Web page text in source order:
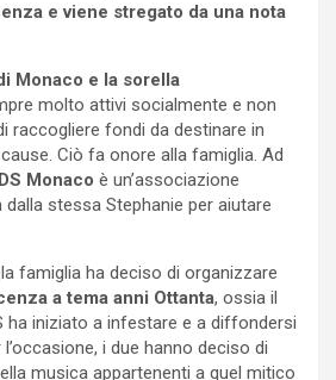
e viene stregato da una nota
Monaco e la sorella
molto attivi socialmente e non
raccogliere fondi da destinare in
Ciò fa onore alla famiglia. Ad
Monaco è un’associazione
stessa Stephanie per aiutare
famiglia ha deciso di organizzare
a tema anni Ottanta, ossia il
ha iniziato a infestare e a diffondersi
i due hanno deciso di
musica appartenenti a quel mitico